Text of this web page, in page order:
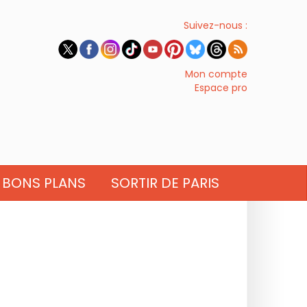
Suivez-nous :
Mon compte
Espace pro
BONS PLANS SORTIR DE PARIS